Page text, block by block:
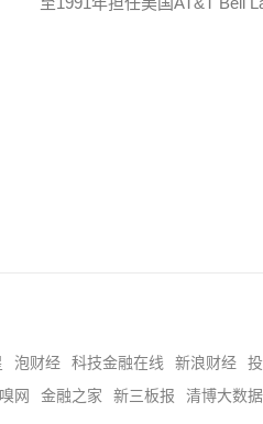
泡财经 科技金融在线 新浪财经
网 金融之家 新三板报 清博大数据